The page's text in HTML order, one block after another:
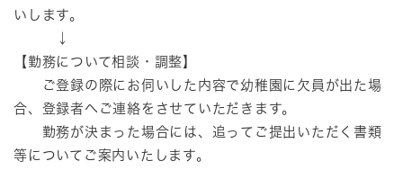
いします。
↓
【勤務について相談・調整】
ご登録の際にお伺いした内容で幼稚園に欠員が出た場
合、登録者へご連絡をさせていただきます。
勤務が決まった場合には、追ってご提出いただく書類
等についてご案内いたします。